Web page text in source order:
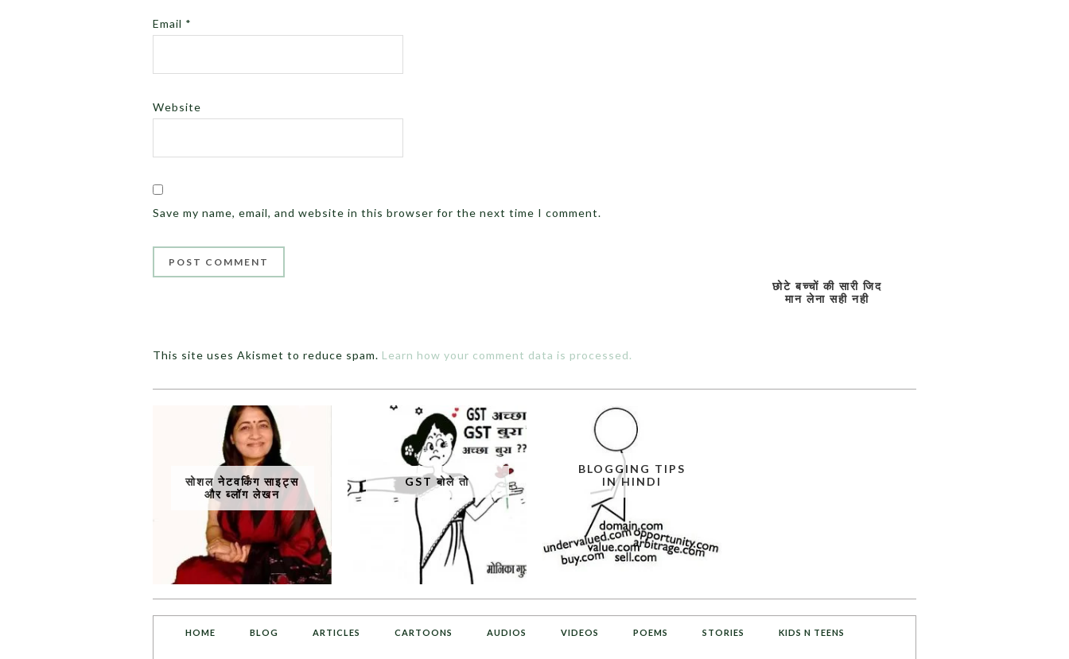
Email *
Website
Save my name, email, and website in this browser for the next time I comment.
This site uses Akismet to reduce spam. Learn how your comment data is processed.
छोटे बच्चों की सारी जिद
मान लेना सही नही
BLOGGING TIPS
IN HINDI
GST बोले तो
सोशल नेटवर्किंग साइट्स
और ब्लॉग लेखन
HOME BLOG ARTICLES CARTOONS AUDIOS VIDEOS POEMS STORIES KIDS N TEENS